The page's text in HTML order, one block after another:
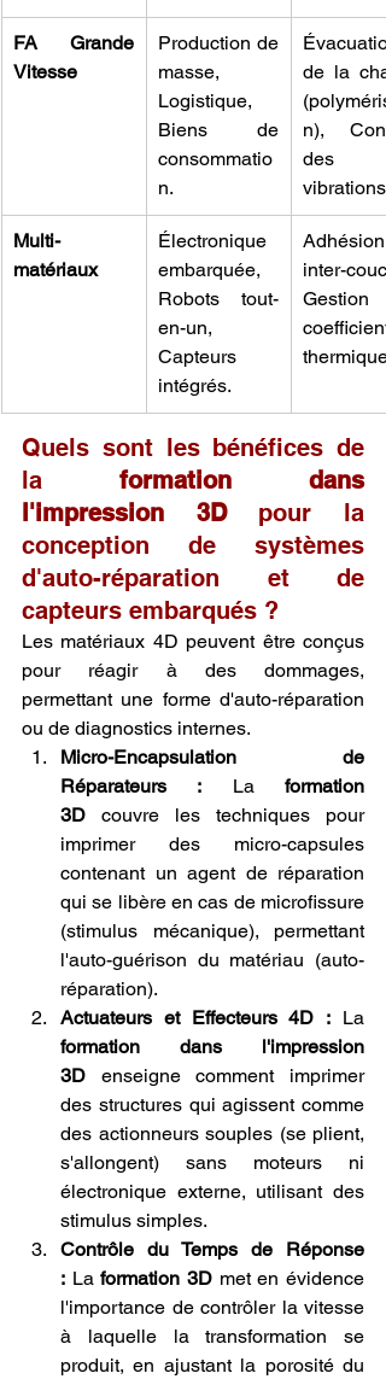
FA Grande
Vitesse
Production de
masse,
Logistique,
Biens de
consommatio
n.
de la
n),
des
vibrations.
Multi-
matériaux
Électronique
embarquée,
Robots tout-
en-un,
Capteurs
intégrés.
Adhésion
inter-
Gestion
Quels sont les bénéfices de
la formation dans
l'impression 3D pour la
conception de systèmes
d'auto-réparation et de
capteurs embarqués ?
Les matériaux 4D peuvent être conçus
pour réagir à des dommages,
permettant une forme d'auto-réparation
ou de diagnostics internes.
Micro-Encapsulation de
Réparateurs : La formation
3D couvre les techniques pour
imprimer des micro-capsules
contenant un agent de réparation
qui se libère en cas de microfissure
(stimulus mécanique), permettant
l'auto-guérison du matériau (auto-
réparation).
Actuateurs et Effecteurs 4D :
formation dans l'impression
3D enseigne comment imprimer
des structures qui agissent comme
des actionneurs souples (se plient,
s'allongent) sans moteurs ni
électronique externe, utilisant des
stimulus simples.
Contrôle du Temps de Réponse
: La formation 3D met en évidence
l'importance de contrôler la vitesse
à laquelle la transformation se
produit, en ajustant la porosité du